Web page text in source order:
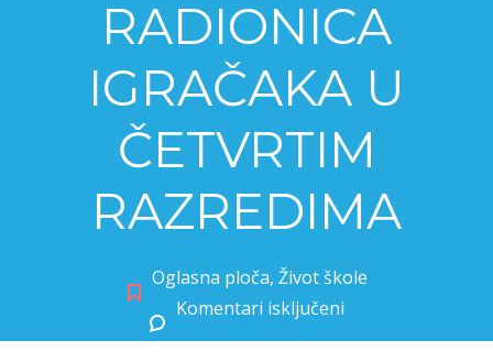
RADIONICA
IGRAČAKA U
ČETVRTIM
RAZREDIMA
Oglasna ploča, Život škole
Komentari isključeni